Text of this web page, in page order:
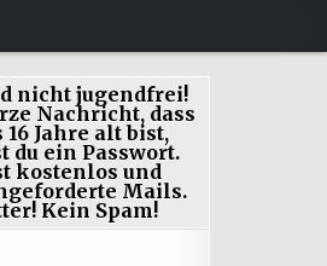
nicht jugendfrei!
Nachricht, dass
Jahre alt bist,
du ein Passwort.
kostenlos und
Mails.
Kein Spam!